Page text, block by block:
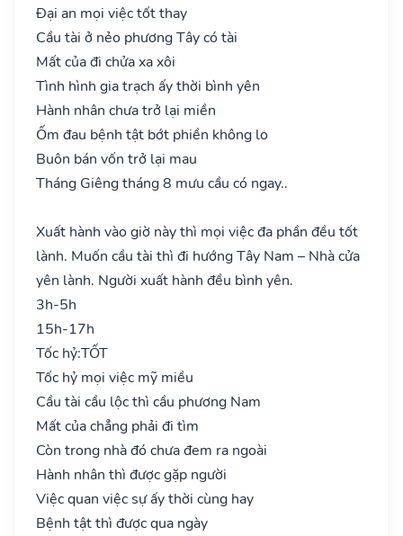
Đại an mọi việc tốt thay
Cầu tài ở nẻo phương Tây có tài
Mất của đi chửa xa xôi
Tình hình gia trạch ấy thời bình yên
Hành nhân chưa trở lại miền
Ốm đau bệnh tật bớt phiền không lo
Buôn bán vốn trở lại mau
Tháng Giêng tháng 8 mưu cầu có ngay..
Xuất hành vào giờ này thì mọi việc đa phần đều tốt
lành. Muốn cầu tài thì đi hướng Tây Nam – Nhà cửa
yên lành. Người xuất hành đều bình yên.
3h-5h
15h-17h
Tốc hỷ:TỐT
Tốc hỷ mọi việc mỹ miều
Cầu tài cầu lộc thì cầu phương Nam
Mất của chẳng phải đi tìm
Còn trong nhà đó chưa đem ra ngoài
Hành nhân thì được gặp người
Việc quan việc sự ấy thời cùng hay
Bệnh tật thì được qua ngày